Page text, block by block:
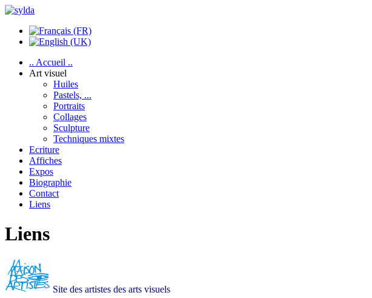
.. Accueil ..
Art visuel
Huiles
Pastels, ...
Portraits
Collages
Sculpture
Techniques mixtes
Ecriture
Affiches
Expos
Biographie
Contact
Liens
Liens
Site des artistes des arts visuels